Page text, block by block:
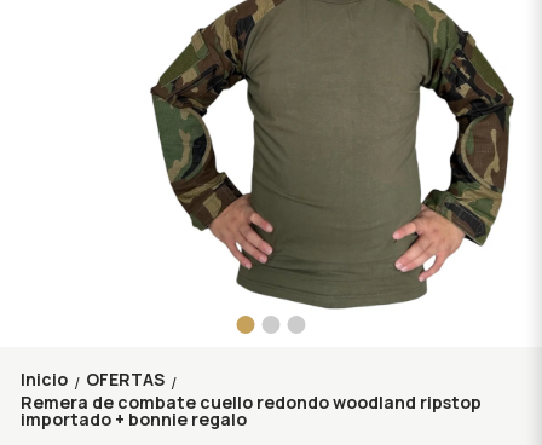
Inicio / OFERTAS /
Remera de combate cuello redondo woodland ripstop
importado + bonnie regalo